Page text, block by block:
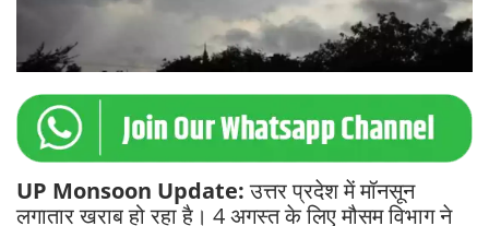
UP Monsoon Update:उत्तर प्रदेश में मॉनसून
लगातार खराब हो रहा है। 4 अगस्त के लिए मौसम विभाग ने